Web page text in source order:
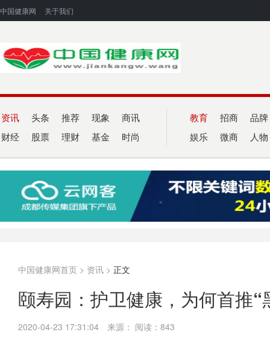
中国健康网 关于我们
资讯 头条 推荐 现象 商讯
财经 股票 理财 基金 时尚
教育 招商 品牌
娱乐 微商 人物
中国健康网首页 > 资讯 > 正文
颐寿园：护卫健康，为何首推“
2020-04-23 17:31:04 来源： 阅读：843